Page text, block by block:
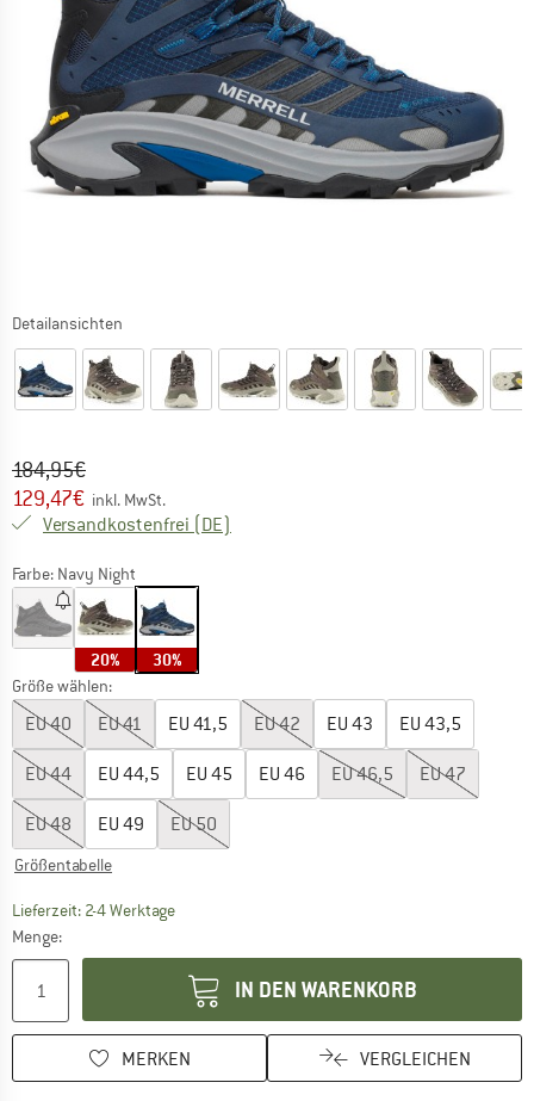
Detailansichten
Ursprünglicher Preis :
184,95€
Preis:
129,47€ inkl. MwSt.
Versandkostenfrei (DE)
Farbe: Navy Night
20% 30%
Größe wählen:
EU40 EU41 EU 41,5 EU42 EU 43 EU 43,5
EU44 EU 44,5 EU 45 EU 46 EU46,5 EU47
EU48 EU 49 EU50
Größentabelle
Lieferzeit: 2-4 WerktageDer Link öffnet sich in einer Infobox und
Menge:
IN DEN WARENKORB
MERKEN VERGLEICHEN